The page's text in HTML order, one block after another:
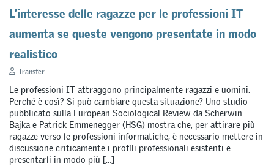
L’interesse delle ragazze per le professioni IT
aumenta se queste vengono presentate in modo
realistico
Transfer
Le professioni IT attraggono principalmente ragazzi e uomini.
Perché è così? Si può cambiare questa situazione? Uno studio
pubblicato sulla European Sociological Review da Scherwin
Bajka e Patrick Emmenegger (HSG) mostra che, per attirare più
ragazze verso le professioni informatiche, è necessario mettere in
discussione criticamente i profili professionali esistenti e
presentarli in modo più […]